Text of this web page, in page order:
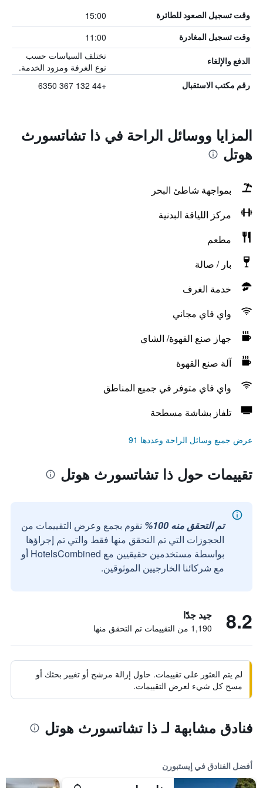
وقت تسجيل الصعود للطائرة 15:00
وقت تسجيل المغادرة 11:00
الدفع والإلغاء
تختلف السياسات حسب
نوع الغرفة ومزود الخدمة.
رقم مكتب الاستقبال +44 132 367 6350
المزايا ووسائل الراحة في ذا تشاتسورث
هوتل
بمواجهة شاطئ البحر
مركز اللياقة البدنية
مطعم
بار / صالة
خدمة الغرف
واي فاي مجاني
جهاز صنع القهوة/ الشاي
آلة صنع القهوة
واي فاي متوفر في جميع المناطق
تلفاز بشاشة مسطحة
عرض جميع وسائل الراحة وعددها 91
تقييمات حول ذا تشاتسورث هوتل
تم التحقق منه 100%
نقوم بجمع وعرض التقييمات من
الحجوزات التي تم التحقق منها فقط والتي تم إجراؤها
بواسطة مستخدمين حقيقيين مع HotelsCombined أو
مع شركائنا الخارجيين الموثوقين.
8.2 جيد جدًا
1,190 من التقييمات تم التحقق منها
لم يتم العثور على تقييمات. حاول إزالة مرشح أو تغيير بحثك أو
مسح كل شيء لعرض التقييمات.
فنادق مشابهة لـ ذا تشاتسورث هوتل
أفضل الفنادق في إيستبورن